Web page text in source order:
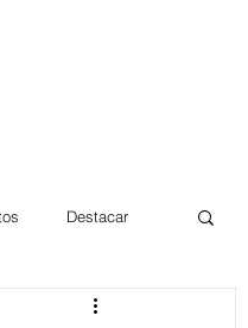
Destacar